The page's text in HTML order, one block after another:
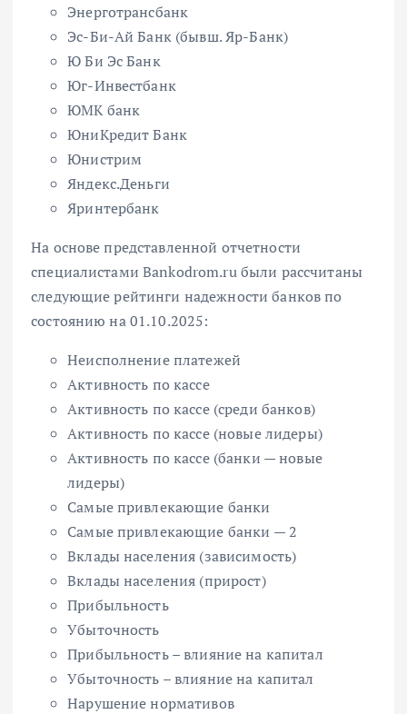
Энерготрансбанк
Эс-Би-Ай Банк (бывш. Яр-Банк)
Ю Би Эс Банк
Юг-Инвестбанк
ЮМК банк
ЮниКредит Банк
Юнистрим
Яндекс.Деньги
Яринтербанк
На основе представленной отчетности
специалистами Bankodrom.ru были рассчитаны
следующие рейтинги надежности банков по
состоянию на 01.10.2025:
Неисполнение платежей
Активность по кассе
Активность по кассе (среди банков)
Активность по кассе (новые лидеры)
Активность по кассе (банки — новые
лидеры)
Самые привлекающие банки
Самые привлекающие банки — 2
Вклады населения (зависимость)
Вклады населения (прирост)
Прибыльность
Убыточность
Прибыльность – влияние на капитал
Убыточность – влияние на капитал
Нарушение нормативов